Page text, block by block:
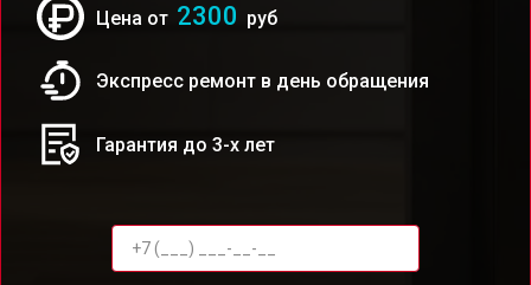
Цена от 2300 руб
Экспресс ремонт в день обращения
Гарантия до 3-х лет